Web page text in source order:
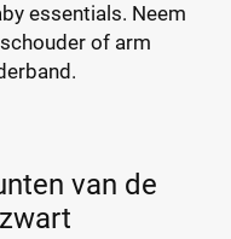
essentials. Neem
of arm
van de